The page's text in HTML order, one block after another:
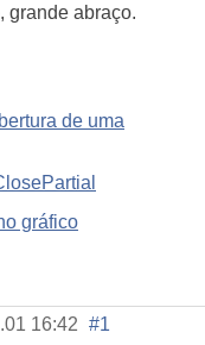
grande abraço.
de uma
gráfico
16:42 #1